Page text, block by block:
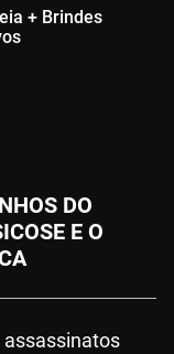
+ Brindes
DO
E O
assassinatos